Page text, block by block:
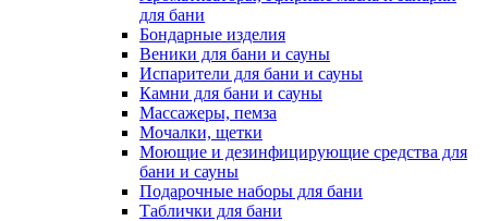
для бани
Бондарные изделия
Веники для бани и сауны
Испарители для бани и сауны
Камни для бани и сауны
Массажеры, пемза
Мочалки, щетки
Моющие и дезинфицирующие средства для
бани и сауны
Подарочные наборы для бани
Таблички для бани